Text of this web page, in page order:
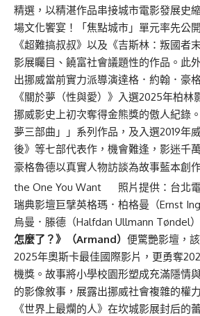
精選，以精湛作品串接城市電影發展史
場文化饗宴！「焦點城市」單元率先公
《超難搞叔叔》以及《吉斯林：叛國者
影展矚目、饒富社會議題性的作品。此
出挪威當前實力派導演達格．約翰．豪
《關於夢（性與愛）》入選2025年柏林
挪威影史上初次奪得金熊獎的傲人紀錄
夢三部曲」」系列作品，及入選2019年
後》等七部代表作，機會難逢，影迷千
豪格魯德以真實人物訪談為故事藍本創
the One You Want 照片提供：台北
瑞典影壇巨擘英格瑪．柏格曼（Ernst
烏曼．滕德（Halfdan Ullmann Tøndel
怎麼了？》（Armand） 便驚艷影壇，
2025年奧斯卡最佳國際影片，更勇奪
機獎。故事將小學校園形塑成充滿隱情
的影像敘事，展露出挪威社會複雜的權
《世界上最爛的人》在坎城影展封后的